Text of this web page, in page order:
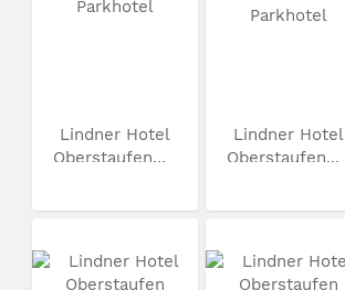
Lindner Hotel
Oberstaufen...
Lindner Hotel
Oberstaufen...